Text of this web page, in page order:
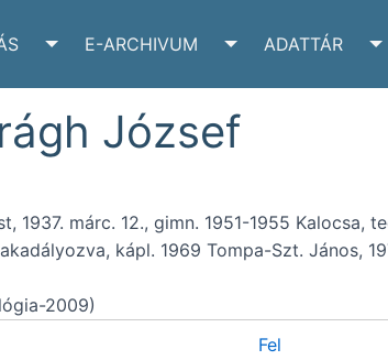
SUBMENU
TOGGLE KUTATÁS SUBMENU
E-ARCHIVUM
TOGGLE E-
ADATTÁR
József
1937. márc. 12., gimn. 1951-1955 Kalocsa,
kápl. 1969 Tompa-Szt. János,
2009)
Fel